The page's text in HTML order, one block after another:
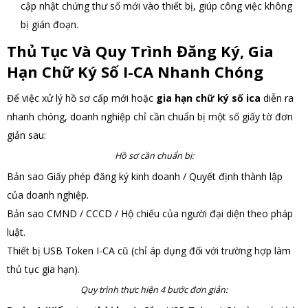
cập nhật chứng thư số mới vào thiết bị, giúp công việc không
bị gián đoạn.
Thủ Tục Và Quy Trình Đăng Ký, Gia
Hạn Chữ Ký Số I-CA Nhanh Chóng
Để việc xử lý hồ sơ cấp mới hoặc gia hạn chữ ký số ica diễn ra
nhanh chóng, doanh nghiệp chỉ cần chuẩn bị một số giấy tờ đơn
giản sau:
Hồ sơ cần chuẩn bị:
Bản sao Giấy phép đăng ký kinh doanh / Quyết định thành lập
của doanh nghiệp.
Bản sao CMND / CCCD / Hộ chiếu của người đại diện theo pháp
luật.
Thiết bị USB Token I-CA cũ (chỉ áp dụng đối với trường hợp làm
thủ tục gia hạn).
Quy trình thực hiện 4 bước đơn giản: